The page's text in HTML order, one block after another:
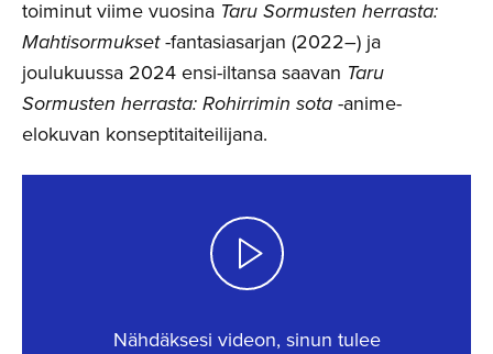
toiminut viime vuosina Taru Sormusten herrasta:
Mahtisormukset-fantasiasarjan (2022–) ja
joulukuussa 2024 ensi-iltansa saavan Taru
Sormusten herrasta: Rohirrimin sota -anime-
elokuvan konseptitaiteilijana.
Nähdäksesi videon, sinun tulee